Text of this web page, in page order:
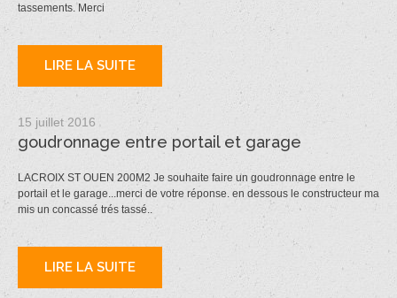
tassements. Merci
LIRE LA SUITE
15 juillet 2016
goudronnage entre portail et garage
LACROIX ST OUEN 200M2 Je souhaite faire un goudronnage entre le
portail et le garage...merci de votre réponse. en dessous le constructeur ma
mis un concassé trés tassé..
LIRE LA SUITE